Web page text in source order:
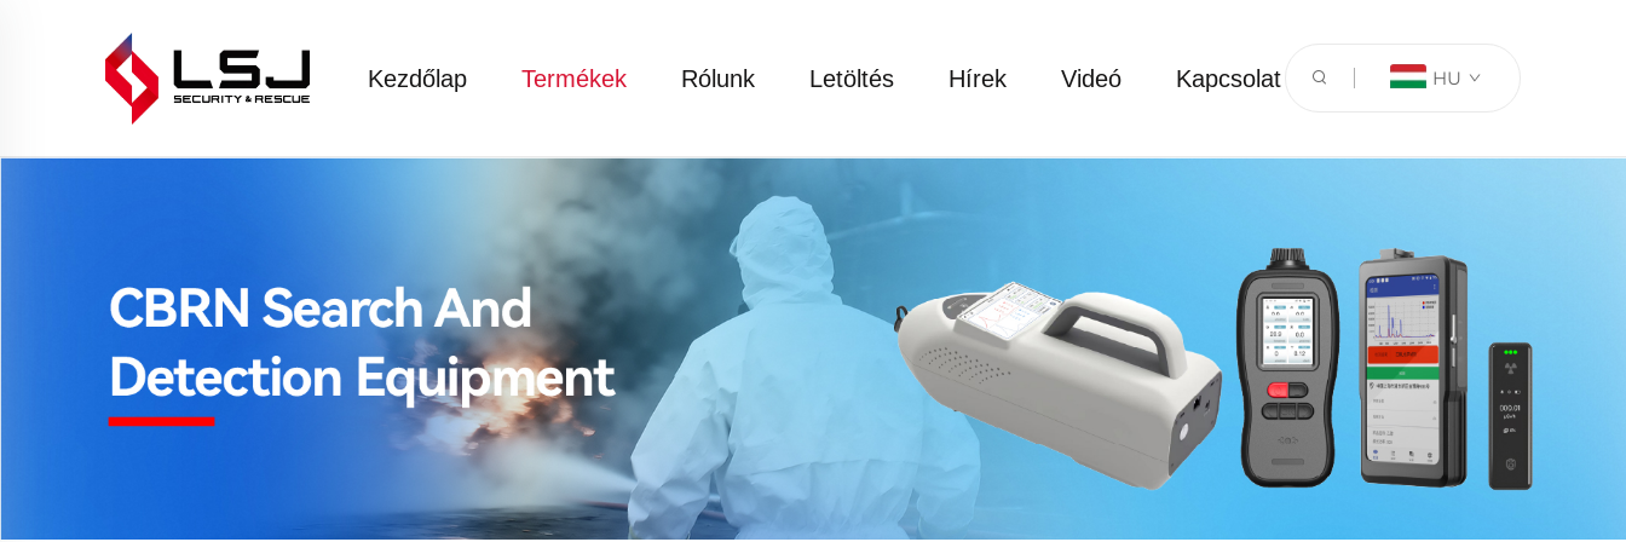
Kezdőlap Termékek Rólunk Letöltés Hírek Videó Kapcsolat HU